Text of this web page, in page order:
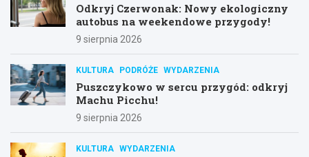
Odkryj Czerwonak: Nowy ekologiczny
autobus na weekendowe przygody!
9 sierpnia 2026
KULTURA PODRÓŻE WYDARZENIA
Puszczykowo w sercu przygód: odkryj
Machu Picchu!
9 sierpnia 2026
KULTURA WYDARZENIA